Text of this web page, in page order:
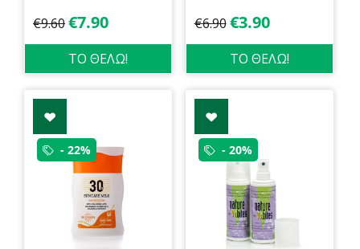
€9.60€7.90
ΤΟ ΘΕΛΩ!
€6.90 €3.90
ΤΟ ΘΕΛΩ!
- 22% - 20%